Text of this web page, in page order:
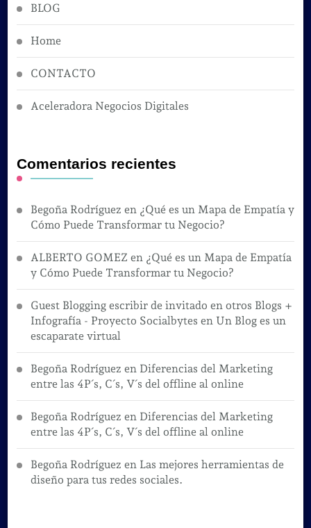
BLOG
Home
CONTACTO
Aceleradora Negocios Digitales
Comentarios recientes
Begoña Rodríguez en ¿Qué es un Mapa de Empatía y
Cómo Puede Transformar tu Negocio?
ALBERTO GOMEZ en ¿Qué es un Mapa de Empatía
y Cómo Puede Transformar tu Negocio?
Guest Blogging escribir de invitado en otros Blogs +
Infografía - Proyecto Socialbytes en Un Blog es un
escaparate virtual
Begoña Rodríguez en Diferencias del Marketing
entre las 4P´s, C´s, V´s del offline al online
Begoña Rodríguez en Diferencias del Marketing
entre las 4P´s, C´s, V´s del offline al online
Begoña Rodríguez en Las mejores herramientas de
diseño para tus redes sociales.